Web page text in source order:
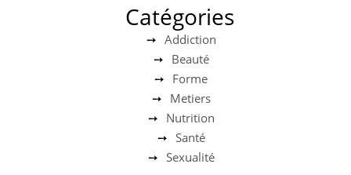
Catégories
Addiction
Beauté
Forme
Metiers
Nutrition
Santé
Sexualité